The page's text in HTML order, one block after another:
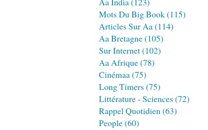
Mots Du Big Book(115)
Articles Sur Aa(114)
Aa Bretagne(105)
Sur Internet(102)
Aa Afrique(78)
Cinémaa(75)
Long Timers (75)
Littérature - Sciences (72)
Rappel Quotidien(63)
People(60)